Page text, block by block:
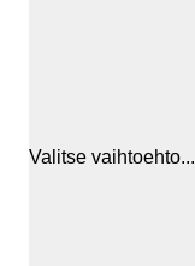
Valitse vaihtoehto...